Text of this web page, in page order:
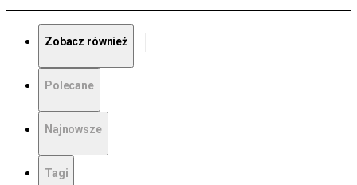
Zobacz również
Polecane
Najnowsze
Tagi